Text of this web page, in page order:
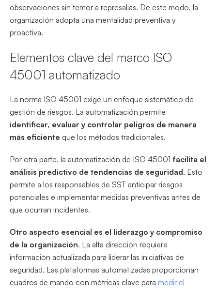
observaciones sin temor a represalias. De este modo, la
organización adopta una mentalidad preventiva y
proactiva.
Elementos clave del marco ISO
45001 automatizado
La norma ISO 45001 exige un enfoque sistemático de
gestión de riesgos. La automatización permite
identificar, evaluar y controlar peligros de manera
más eficiente que los métodos tradicionales.
Por otra parte, la automatización de ISO 45001 facilita el
análisis predictivo de tendencias de seguridad. Esto
permite a los responsables de SST anticipar riesgos
potenciales e implementar medidas preventivas antes de
que ocurran incidentes.
Otro aspecto esencial es el liderazgo y compromiso
de la organización. La alta dirección requiere
información actualizada para liderar las iniciativas de
seguridad. Las plataformas automatizadas proporcionan
cuadros de mando con métricas clave para medir el